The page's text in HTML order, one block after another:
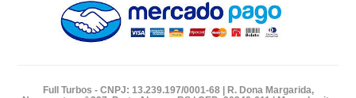
Full Turbos - CNPJ: 13.239.197/0001-68 | R. Dona Margarida,